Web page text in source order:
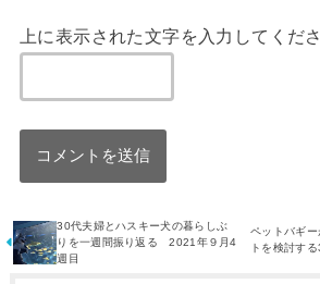
上に表示された文字を入力してくださ
30代夫婦とハスキー犬の暮らしぶ
りを一週間振り返る 2021年９月4
週目
ペットバギ
トを検討す